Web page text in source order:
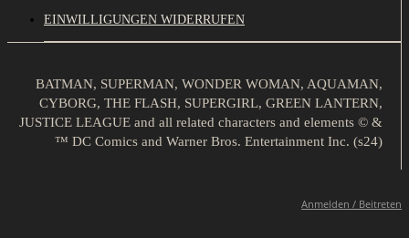
EINWILLIGUNGEN WIDERRUFEN
BATMAN, SUPERMAN, WONDER WOMAN, AQUAMAN,
CYBORG, THE FLASH, SUPERGIRL, GREEN LANTERN,
JUSTICE LEAGUE and all related characters and elements © &
™ DC Comics and Warner Bros. Entertainment Inc. (s24)
Anmelden / Beitreten